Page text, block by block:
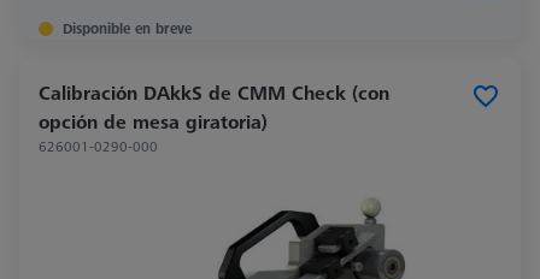
Disponible en breve
Calibración DAkkS de CMM Check (con
opción de mesa giratoria)
626001-0290-000